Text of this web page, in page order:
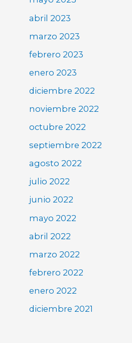
abril 2023
marzo 2023
febrero 2023
enero 2023
diciembre 2022
noviembre 2022
octubre 2022
septiembre 2022
agosto 2022
julio 2022
junio 2022
mayo 2022
abril 2022
marzo 2022
febrero 2022
enero 2022
diciembre 2021